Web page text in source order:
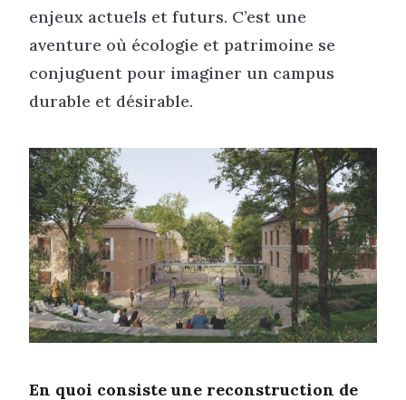
enjeux actuels et futurs. C’est une
aventure où écologie et patrimoine se
conjuguent pour imaginer un campus
durable et désirable.
En quoi consiste une reconstruction de